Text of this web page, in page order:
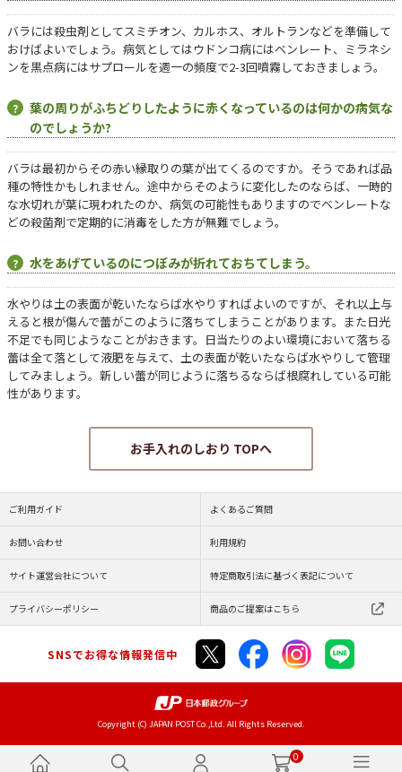
0
バラには殺虫剤としてスミチオン、カルホス、オルトランなどを準備して
おけばよいでしょう。病気としてはウドンコ病にはベンレート、ミラネシ
ンを黒点病にはサプロールを週一の頻度で2-3回噴霧しておきましょう。
葉の周りがふちどりしたように赤くなっているのは何かの病気な
のでしょうか?
バラは最初からその赤い縁取りの葉が出てくるのですか。そうであれば品
種の特性かもしれません。途中からそのように変化したのならば、一時的
な水切れが葉に現われたのか、病気の可能性もありますのでベンレートな
どの殺菌剤で定期的に消毒をした方が無難でしょう。
水をあげているのにつぼみが折れておちてしまう。
水やりは土の表面が乾いたならば水やりすればよいのですが、それ以上与
えると根が傷んで蕾がこのように落ちてしまうことがあります。また日光
不足でも同じようなことがおきます。日当たりのよい環境において落ちる
蕾は全て落として液肥を与えて、土の表面が乾いたならば水やりして管理
してみましょう。新しい蕾が同じように落ちるならば根腐れしている可能
性があります。
お手入れのしおり TOPへ
ご利用ガイド よくあるご質問
お問い合わせ 利用規約
サイト運営会社について 特定商取引法に基づく表記について
プライバシーポリシー 商品のご提案はこちら
SNSでお得な情報発信中
Copyright (C) JAPAN POST Co.,Ltd. All Rights Reserved.